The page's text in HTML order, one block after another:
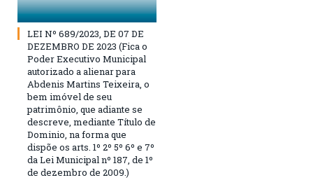
LEI Nº 689/2023, DE 07 DE
DEZEMBRO DE 2023 (Fica o
Poder Executivo Municipal
autorizado a alienar para
Abdenis Martins Teixeira, o
bem imóvel de seu
patrimônio, que adiante se
descreve, mediante Título de
Dominio, na forma que
dispõe os arts. 1º 2º 5º 6º e 7º
da Lei Municipal nº 187, de 1º
de dezembro de 2009.)